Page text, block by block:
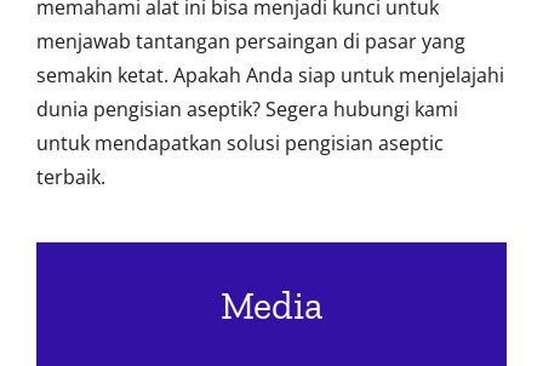
memahami alat ini bisa menjadi kunci untuk
menjawab tantangan persaingan di pasar yang
semakin ketat. Apakah Anda siap untuk menjelajahi
dunia pengisian aseptik? Segera hubungi kami
untuk mendapatkan solusi pengisian aseptic
terbaik.
Media